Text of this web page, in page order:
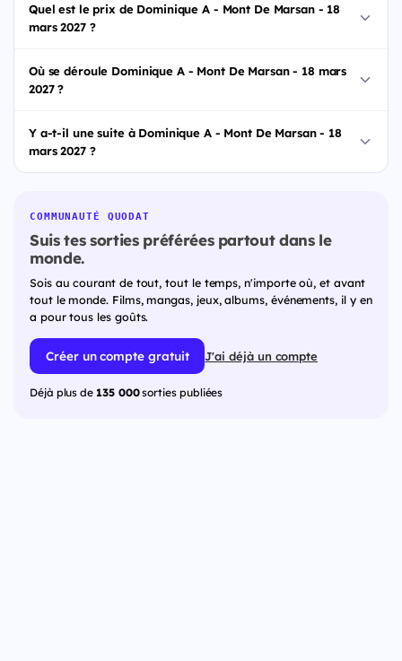
Quel est le prix de Dominique A - Mont De Marsan - 18
mars 2027 ?
Où se déroule Dominique A - Mont De Marsan - 18 mars
2027 ?
Y a-t-il une suite à Dominique A - Mont De Marsan - 18
mars 2027 ?
COMMUNAUTÉ QUODAT
Suis tes sorties préférées partout dans le
monde.
Sois au courant de tout, tout le temps, n'importe où, et avant
tout le monde. Films, mangas, jeux, albums, événements, il y en
a pour tous les goûts.
Créer un compte gratuit J'ai déjà un compte
Déjà plus de 135 000sorties publiées